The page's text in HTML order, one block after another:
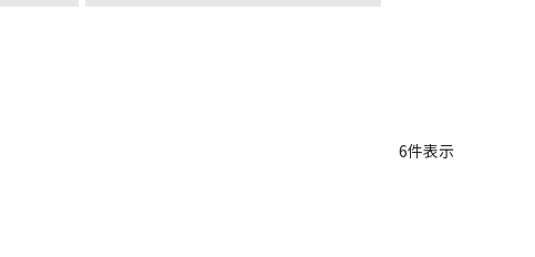
6件表示